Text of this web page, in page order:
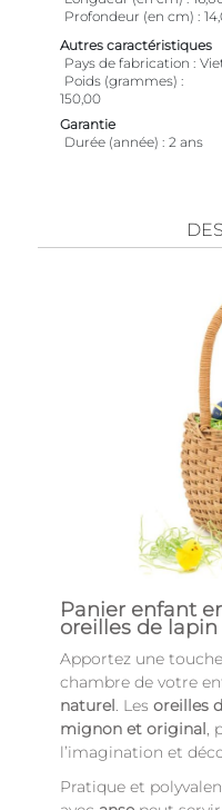
Profondeur (en cm)
Autres caractéristiques
Pays de fabrication
Poids (grammes)
150,00
Garantie
Durée (année)
2 ans
Panier enfant
oreilles de lapin
Apportez une touche
chambre de votre
naturel. Les oreilles
mignon et original,
l’imagination et
Pratique et